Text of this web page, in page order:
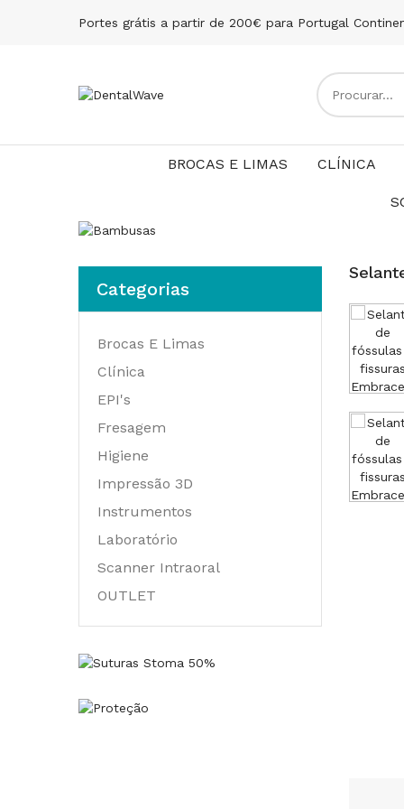
Portes grátis a partir de 200€ para Portugal
BROCAS E LIMAS CLÍNICA
Categorias
Brocas E Limas
Clínica
EPI's
Fresagem
Higiene
Impressão 3D
Instrumentos
Laboratório
Scanner Intraoral
OUTLET